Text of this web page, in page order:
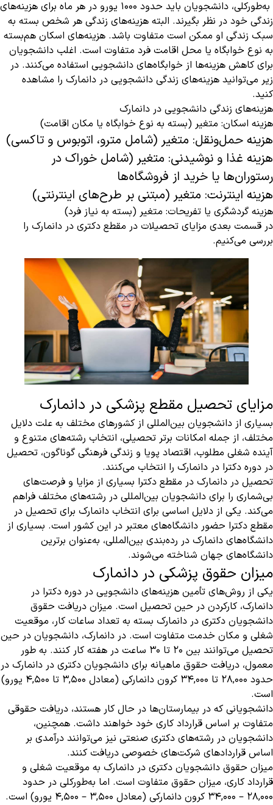
به‌طورکلی، دانشجویان باید حدود 1000 یورو در هر ماه برای هزینه‌های
زندگی خود در نظر بگیرند. البته هزینه‌های زندگی هر شخص بسته به
سبک زندگی او ممکن است متفاوت باشد. هزینه‌های اسکان هم‌بسته
به نوع خوابگاه یا محل اقامت فرد متفاوت است. اغلب دانشجویان
برای کاهش هزینه‌ها از خوابگاه‌های دانشجویی استفاده می‌کنند. در
زیر می‌توانید هزینه‌های زندگی دانشجویی در دانمارک را مشاهده
کنید.
هزینه‌های زندگی دانشجویی در دانمارک
هزینه اسکان: متغیر (بسته به نوع خوابگاه یا مکان اقامت)
هزینه حمل‌ونقل: متغیر (شامل مترو، اتوبوس و تاکسی)
هزینه غذا و نوشیدنی: متغیر (شامل خوراک در
رستوران‌ها یا خرید از فروشگاه‌ها
هزینه اینترنت: متغیر (مبتنی بر طرح‌های اینترنتی)
هزینه گردشگری یا تفریحات: متغیر (بسته به نیاز فرد)
در قسمت بعدی مزایای تحصیلات در مقطع دکتری در دانمارک را
بررسی می‌کنیم.
مزایای تحصیل مقطع پزشکی در دانمارک
بسیاری از دانشجویان بین‌المللی از کشورهای مختلف به علت دلایل
مختلف، از جمله امکانات برتر تحصیلی، انتخاب رشته‌های متنوع و
آینده شغلی مطلوب، اقتصاد پویا و زندگی فرهنگی گوناگون، تحصیل
در دوره دکترا در دانمارک را انتخاب می‌کنند.
تحصیل در دانمارک در مقطع دکترا بسیاری از مزایا و فرصت‌های
بی‌شماری را برای دانشجویان بین‌المللی در رشته‌های مختلف فراهم
می‌کند. یکی از دلایل اساسی برای انتخاب دانمارک برای تحصیل در
مقطع دکترا حضور دانشگاه‌های معتبر در این کشور است. بسیاری از
دانشگاه‌های دانمارک در رده‌بندی بین‌المللی‌، به‌عنوان برترین
دانشگاه‌های جهان شناخته می‌شوند.
میزان حقوق پزشکی در دانمارک
یکی از روش‌های تأمین هزینه‌های دانشجویی در دوره دکترا در
دانمارک، کارکردن در حین تحصیل است. میزان دریافت حقوق
دانشجویان دکتری در دانمارک بسته به تعداد ساعات کار، موقعیت
شغلی و مکان خدمت متفاوت است. در دانمارک، دانشجویان در حین
تحصیل می‌توانند بین 20 تا 30 ساعت در هفته کار کنند. به طور
معمول، دریافت حقوق ماهیانه برای دانشجویان دکتری در دانمارک در
حدود 28,000 تا 34,000 کرون دانمارکی (معادل 3,500 تا 4,500 یورو)
است.
دانشجویانی که در بیمارستان‌ها در حال کار هستند، دریافت حقوقی
متفاوت بر اساس قرارداد کاری خود خواهند داشت. همچنین،
دانشجویان در رشته‌های دکتری صنعتی نیز می‌توانند درآمدی بر
اساس قراردادهای شرکت‌های خصوصی دریافت کنند.
میزان حقوق دانشجویان دکتری در دانمارک به موقعیت شغلی و
قرارداد کاری، میزان حقوق متفاوت است. اما به‌طورکلی در حدود
28,000 – 34,000 کرون دانمارکی (معادل 3,500 – 4,500 یورو) است.